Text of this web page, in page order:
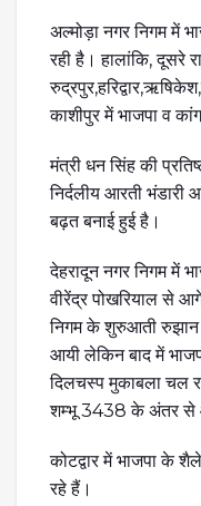
अल्मोड़ा नगर निगम में
रही है। हालांकि, दूसरे
काशीपुर में भाजपा व
मंत्री धन सिंह की
निर्दलीय आरती भंडारी
बढ़त बनाई हुई है।
देहरादून नगर निगम में
वीरेंद्र पोखरियाल से
निगम के शुरुआती रुझान
आयी लेकिन बाद में
दिलचस्प मुकाबला चल
शम्भू 3438 के अंतर से
कोटद्वार में भाजपा के
रहे हैं।